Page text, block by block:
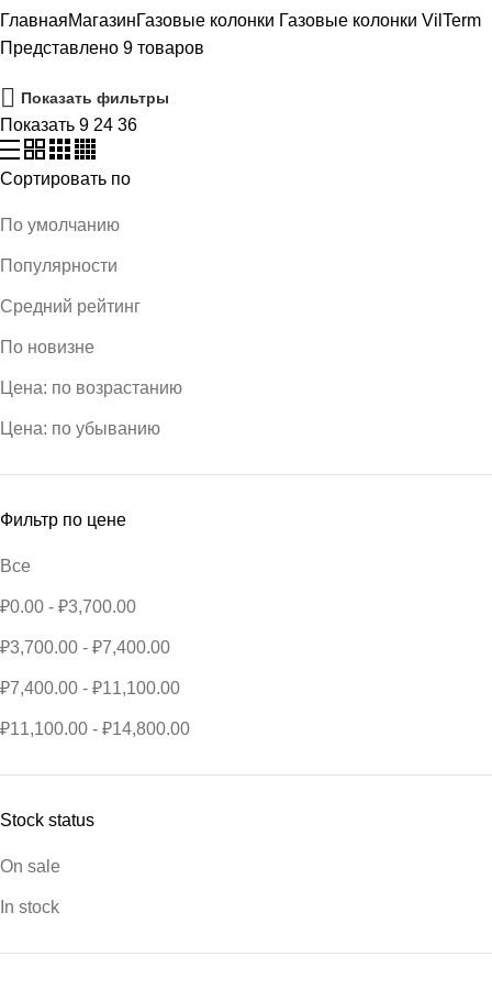
ГлавнаяМагазинГазовые колонки Газовые колонки VilTerm
Представлено 9 товаров
Показать фильтры
Показать 9 24 36
Сортировать по
По умолчанию
Популярности
Средний рейтинг
По новизне
Цена: по возрастанию
Цена: по убыванию
Фильтр по цене
Все
₽0.00 - ₽3,700.00
₽3,700.00 - ₽7,400.00
₽7,400.00 - ₽11,100.00
₽11,100.00 - ₽14,800.00
Stock status
On sale
In stock